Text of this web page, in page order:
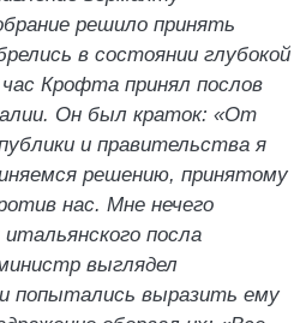
решило принять
в состоянии глубокой
Крофта принял послов
Он был краток: «От
и правительства я
решению, принятому
нас. Мне нечего
посла
выглядел
попытались выразить ему